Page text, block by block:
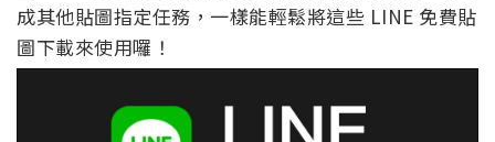
成其他貼圖指定任務，一樣能輕鬆將這些 LINE 免費貼
圖下載來使用囉！